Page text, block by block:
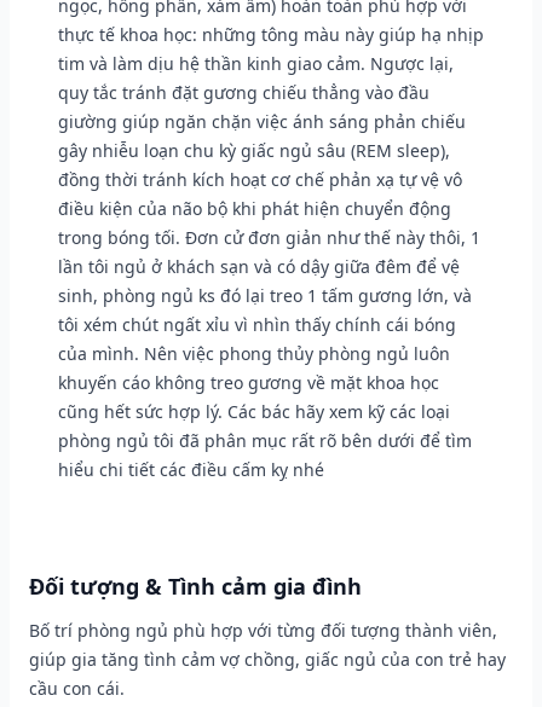
ngọc, hồng phấn, xám ấm) hoàn toàn phù hợp với
thực tế khoa học: những tông màu này giúp hạ nhịp
tim và làm dịu hệ thần kinh giao cảm. Ngược lại,
quy tắc tránh đặt gương chiếu thẳng vào đầu
giường giúp ngăn chặn việc ánh sáng phản chiếu
gây nhiễu loạn chu kỳ giấc ngủ sâu (REM sleep),
đồng thời tránh kích hoạt cơ chế phản xạ tự vệ vô
điều kiện của não bộ khi phát hiện chuyển động
trong bóng tối. Đơn cử đơn giản như thế này thôi, 1
lần tôi ngủ ở khách sạn và có dậy giữa đêm để vệ
sinh, phòng ngủ ks đó lại treo 1 tấm gương lớn, và
tôi xém chút ngất xỉu vì nhìn thấy chính cái bóng
của mình. Nên việc phong thủy phòng ngủ luôn
khuyến cáo không treo gương về mặt khoa học
cũng hết sức hợp lý. Các bác hãy xem kỹ các loại
phòng ngủ tôi đã phân mục rất rõ bên dưới để tìm
hiểu chi tiết các điều cấm kỵ nhé
Đối tượng & Tình cảm gia đình
Bố trí phòng ngủ phù hợp với từng đối tượng thành viên,
giúp gia tăng tình cảm vợ chồng, giấc ngủ của con trẻ hay
cầu con cái.